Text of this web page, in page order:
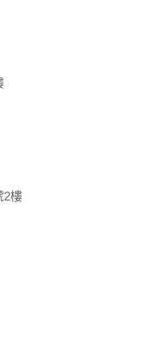
本網站內部所瀏覽的
的資料。對於您主動
隱私權保護政策，本
電子郵件上註明是由
識別資料。
服務的特定使用指
您查詢其他使用者的
他人資料時，請務必
2樓